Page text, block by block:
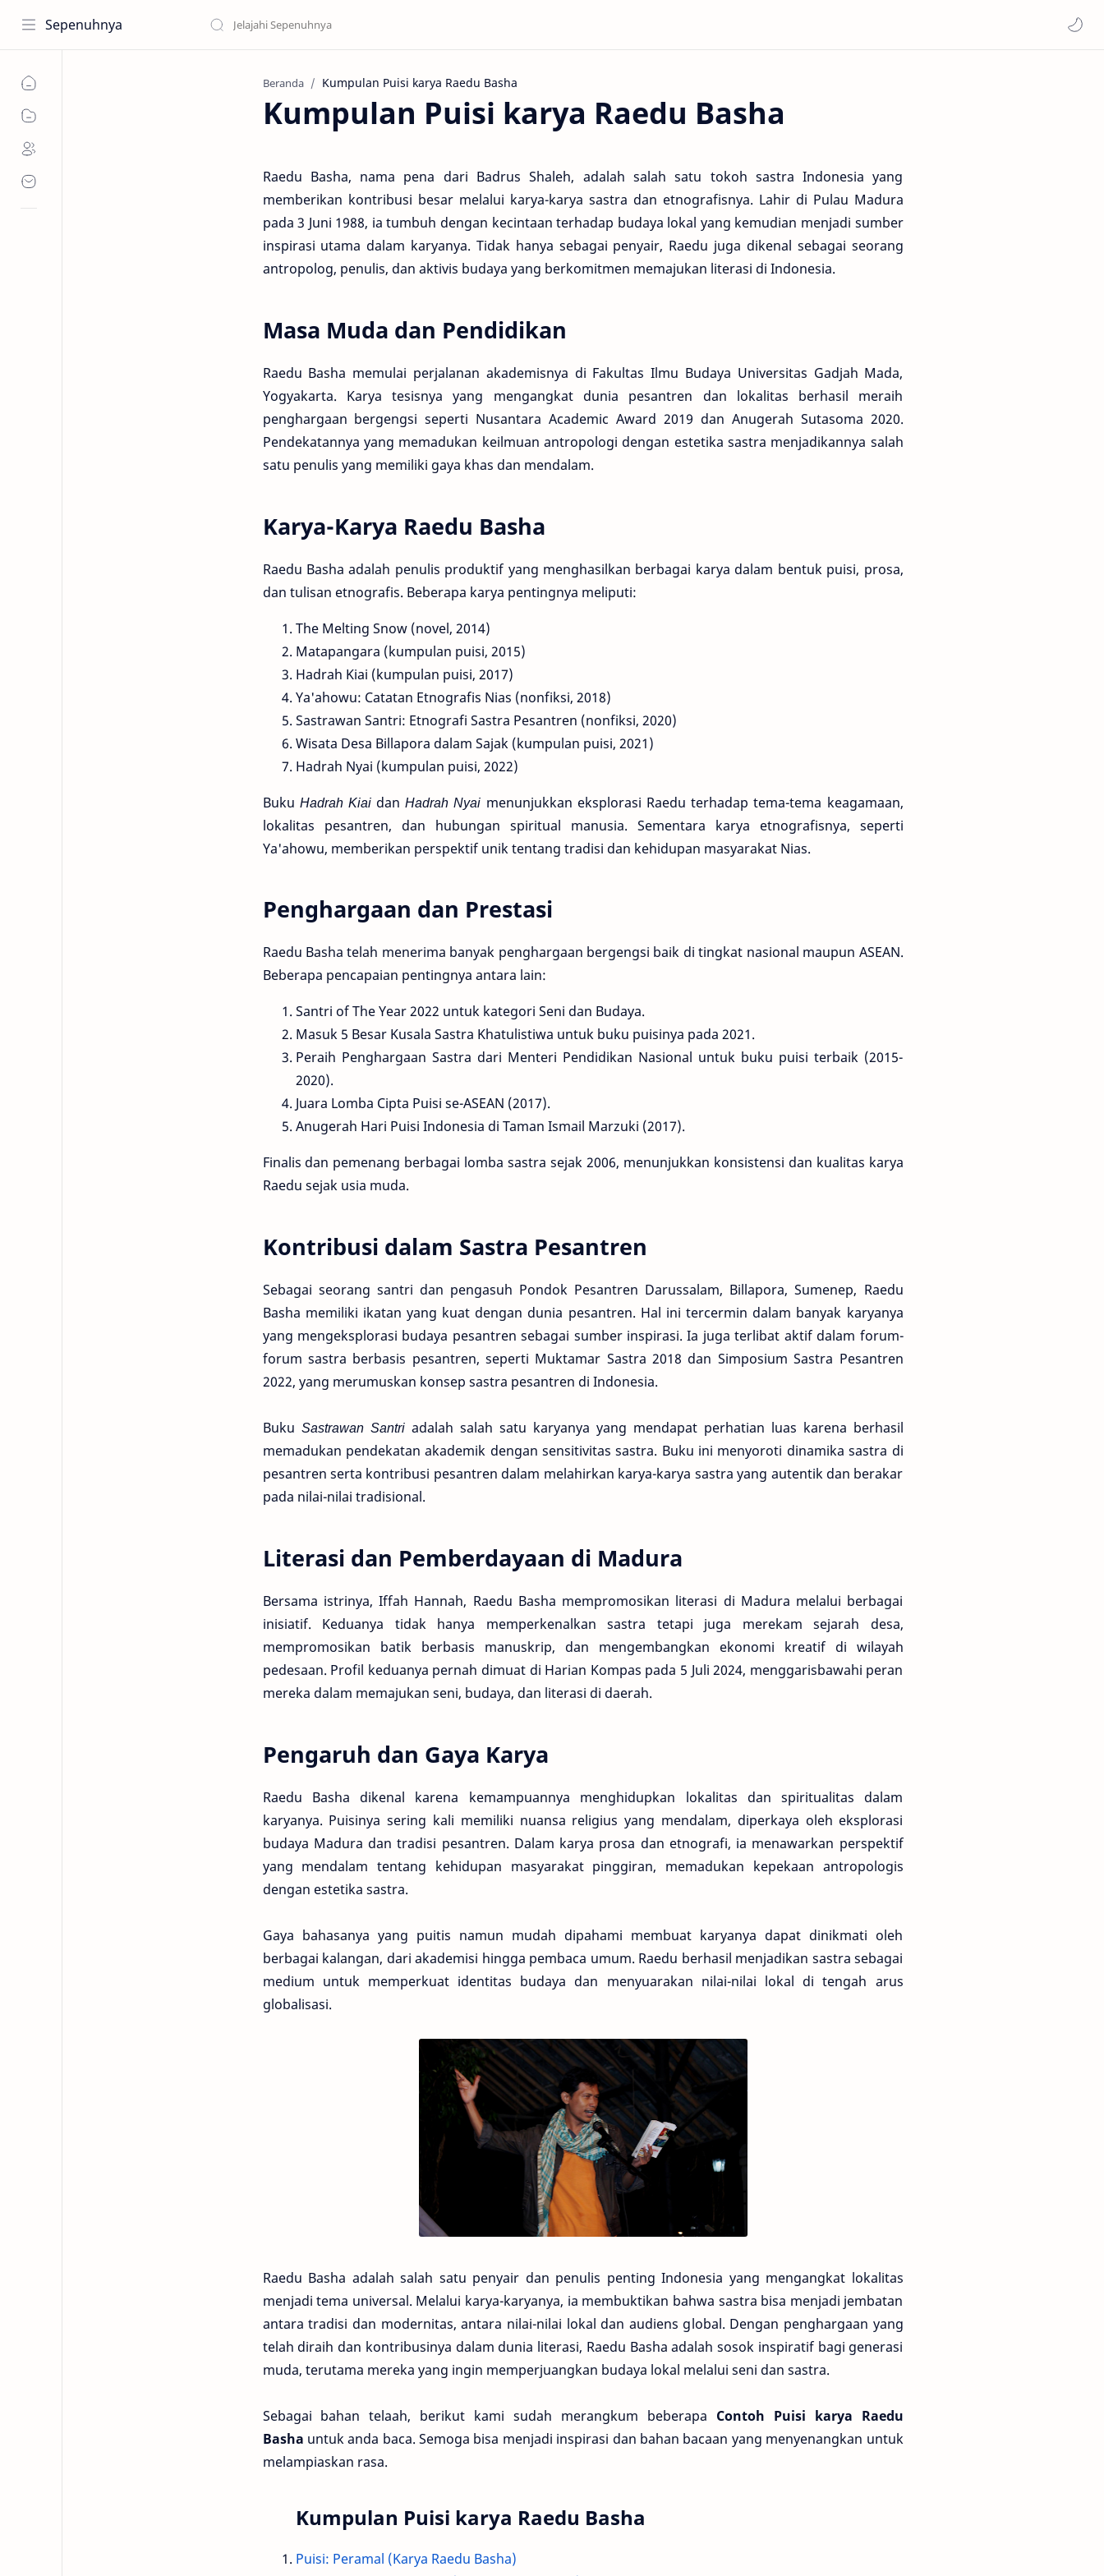
Sepenuhnya
Beranda
Kumpulan Puisi karya Raedu Basha
Raedu Basha, nama pena dari Badrus Shaleh, adalah salah satu tokoh sastra Indonesia yang
memberikan kontribusi besar melalui karya-karya sastra dan etnografisnya. Lahir di Pulau Madura
pada 3 Juni 1988, ia tumbuh dengan kecintaan terhadap budaya lokal yang kemudian menjadi sumber
inspirasi utama dalam karyanya. Tidak hanya sebagai penyair, Raedu juga dikenal sebagai seorang
antropolog, penulis, dan aktivis budaya yang berkomitmen memajukan literasi di Indonesia.
Masa Muda dan Pendidikan
Raedu Basha memulai perjalanan akademisnya di Fakultas Ilmu Budaya Universitas Gadjah Mada,
Yogyakarta. Karya tesisnya yang mengangkat dunia pesantren dan lokalitas berhasil meraih
penghargaan bergengsi seperti Nusantara Academic Award 2019 dan Anugerah Sutasoma 2020.
Pendekatannya yang memadukan keilmuan antropologi dengan estetika sastra menjadikannya salah
satu penulis yang memiliki gaya khas dan mendalam.
Karya-Karya Raedu Basha
Raedu Basha adalah penulis produktif yang menghasilkan berbagai karya dalam bentuk puisi, prosa,
dan tulisan etnografis. Beberapa karya pentingnya meliputi:
The Melting Snow (novel, 2014)
Matapangara (kumpulan puisi, 2015)
Hadrah Kiai (kumpulan puisi, 2017)
Ya'ahowu: Catatan Etnografis Nias (nonfiksi, 2018)
Sastrawan Santri: Etnografi Sastra Pesantren (nonfiksi, 2020)
Wisata Desa Billapora dalam Sajak (kumpulan puisi, 2021)
Hadrah Nyai (kumpulan puisi, 2022)
Buku Hadrah KiaidanHadrah Nyai menunjukkan eksplorasi Raedu terhadap tema-tema keagamaan,
lokalitas pesantren, dan hubungan spiritual manusia. Sementara karya etnografisnya, seperti
Ya'ahowu, memberikan perspektif unik tentang tradisi dan kehidupan masyarakat Nias.
Penghargaan dan Prestasi
Raedu Basha telah menerima banyak penghargaan bergengsi baik di tingkat nasional maupun ASEAN.
Beberapa pencapaian pentingnya antara lain:
Santri of The Year 2022 untuk kategori Seni dan Budaya.
Masuk 5 Besar Kusala Sastra Khatulistiwa untuk buku puisinya pada 2021.
Peraih Penghargaan Sastra dari Menteri Pendidikan Nasional untuk buku puisi terbaik (2015-
2020).
Juara Lomba Cipta Puisi se-ASEAN (2017).
Anugerah Hari Puisi Indonesia di Taman Ismail Marzuki (2017).
Finalis dan pemenang berbagai lomba sastra sejak 2006, menunjukkan konsistensi dan kualitas karya
Raedu sejak usia muda.
Kontribusi dalam Sastra Pesantren
Sebagai seorang santri dan pengasuh Pondok Pesantren Darussalam, Billapora, Sumenep, Raedu
Basha memiliki ikatan yang kuat dengan dunia pesantren. Hal ini tercermin dalam banyak karyanya
yang mengeksplorasi budaya pesantren sebagai sumber inspirasi. Ia juga terlibat aktif dalam forum-
forum sastra berbasis pesantren, seperti Muktamar Sastra 2018 dan Simposium Sastra Pesantren
2022, yang merumuskan konsep sastra pesantren di Indonesia.
Buku Sastrawan Santriadalah salah satu karyanya yang mendapat perhatian luas karena berhasil
memadukan pendekatan akademik dengan sensitivitas sastra. Buku ini menyoroti dinamika sastra di
pesantren serta kontribusi pesantren dalam melahirkan karya-karya sastra yang autentik dan berakar
pada nilai-nilai tradisional.
Literasi dan Pemberdayaan di Madura
Bersama istrinya, Iffah Hannah, Raedu Basha mempromosikan literasi di Madura melalui berbagai
inisiatif. Keduanya tidak hanya memperkenalkan sastra tetapi juga merekam sejarah desa,
mempromosikan batik berbasis manuskrip, dan mengembangkan ekonomi kreatif di wilayah
pedesaan. Profil keduanya pernah dimuat di Harian Kompas pada 5 Juli 2024, menggarisbawahi peran
mereka dalam memajukan seni, budaya, dan literasi di daerah.
Pengaruh dan Gaya Karya
Raedu Basha dikenal karena kemampuannya menghidupkan lokalitas dan spiritualitas dalam
karyanya. Puisinya sering kali memiliki nuansa religius yang mendalam, diperkaya oleh eksplorasi
budaya Madura dan tradisi pesantren. Dalam karya prosa dan etnografi, ia menawarkan perspektif
yang mendalam tentang kehidupan masyarakat pinggiran, memadukan kepekaan antropologis
dengan estetika sastra.
Gaya bahasanya yang puitis namun mudah dipahami membuat karyanya dapat dinikmati oleh
berbagai kalangan, dari akademisi hingga pembaca umum. Raedu berhasil menjadikan sastra sebagai
medium untuk memperkuat identitas budaya dan menyuarakan nilai-nilai lokal di tengah arus
globalisasi.
Raedu Basha adalah salah satu penyair dan penulis penting Indonesia yang mengangkat lokalitas
menjadi tema universal. Melalui karya-karyanya, ia membuktikan bahwa sastra bisa menjadi jembatan
antara tradisi dan modernitas, antara nilai-nilai lokal dan audiens global. Dengan penghargaan yang
telah diraih dan kontribusinya dalam dunia literasi, Raedu Basha adalah sosok inspiratif bagi generasi
muda, terutama mereka yang ingin memperjuangkan budaya lokal melalui seni dan sastra.
Sebagai bahan telaah, berikut kami sudah merangkum beberapa Contoh Puisi karya Raedu
Basha untuk anda baca. Semoga bisa menjadi inspirasi dan bahan bacaan yang menyenangkan untuk
melampiaskan rasa.
Kumpulan Puisi karya Raedu Basha
Puisi: Peramal (Karya Raedu Basha)